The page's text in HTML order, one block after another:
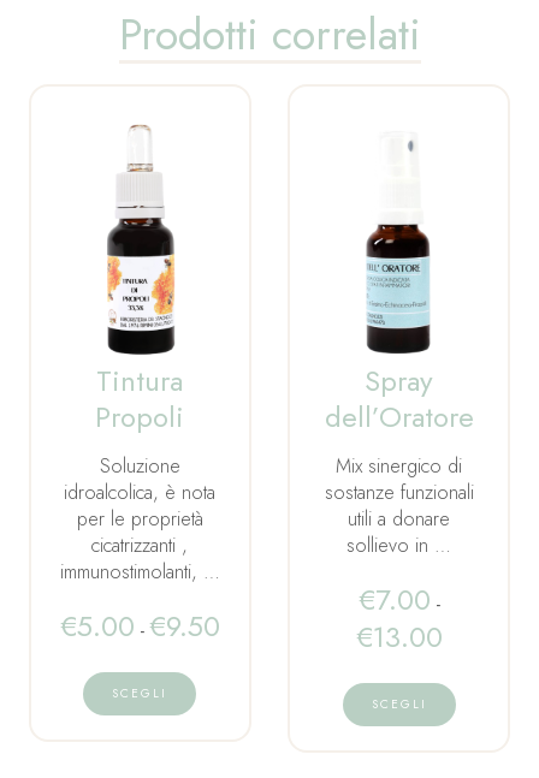
Prodotti correlati
Tintura
Propoli
Soluzione
idroalcolica, è nota
per le proprietà
cicatrizzanti ,
immunostimolanti, …
€5.00 - €9.50
SCEGLI
Spray
dell’Oratore
Mix sinergico di
sostanze funzionali
utili a donare
sollievo in …
€7.00 -
€13.00
SCEGLI